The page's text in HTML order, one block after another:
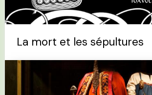
La mort et les sépultures